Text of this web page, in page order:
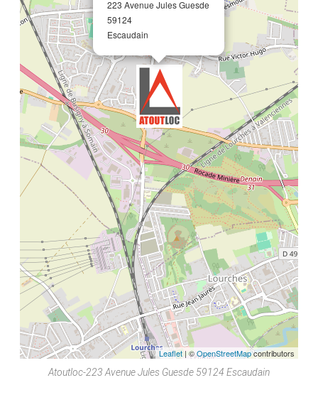
223 Avenue Jules Guesde
59124
Escaudain
Leaflet | ©OpenStreetMapcontributors
Atoutloc-223 Avenue Jules Guesde 59124 Escaudain